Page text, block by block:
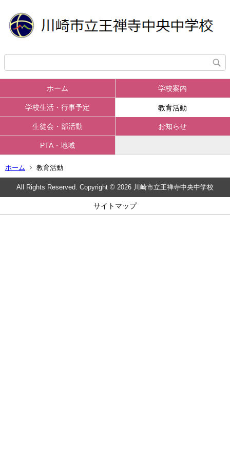
ホーム 学校案内
学校生活・行事予定 教育活動
生徒会・部活動 お知らせ
PTA・地域
ホーム 教育活動
All Rights Reserved. Copyright © 2026 川崎市立王禅寺中央中学校
サイトマップ